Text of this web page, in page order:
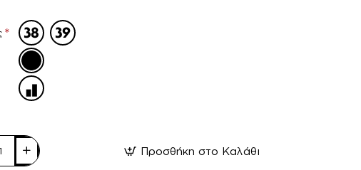
Προσθήκη στο Καλάθι